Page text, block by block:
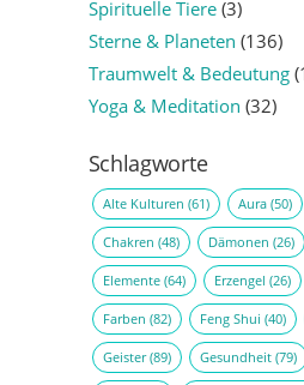
Spirituelle Tiere(3)
Sterne & Planeten (136)
Traumwelt & Bedeutung
Yoga & Meditation (32)
Schlagworte
Alte Kulturen (61) Aura(50)
Chakren (48) Dämonen (26)
Elemente(64) Erzengel (26)
Farben (82) Feng Shui (40)
Geister(89) Gesundheit(79)